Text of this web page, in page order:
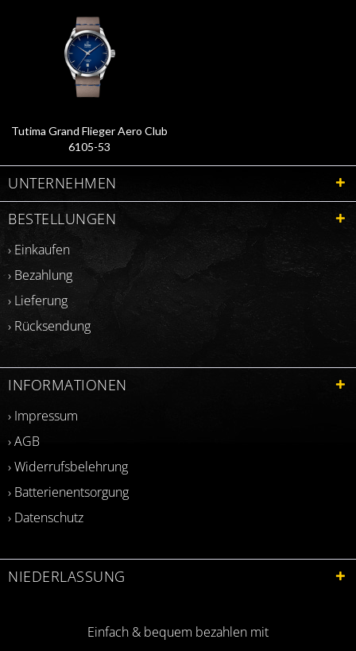
Tutima Grand Flieger Aero Club
6105-53
UNTERNEHMEN
BESTELLUNGEN
› Einkaufen
› Bezahlung
› Lieferung
› Rücksendung
INFORMATIONEN
› Impressum
› AGB
› Widerrufsbelehrung
› Batterienentsorgung
› Datenschutz
NIEDERLASSUNG
Einfach & bequem bezahlen mit